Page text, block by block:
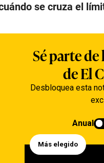
se cruza el